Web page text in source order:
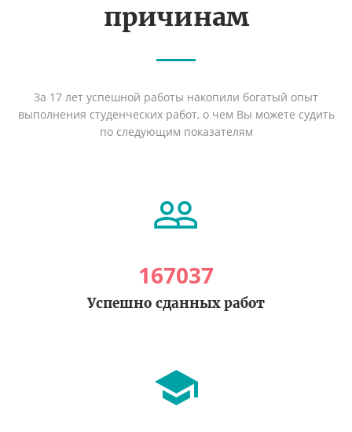
причинам
За 17 лет успешной работы накопили богатый опыт
выполнения студенческих работ, о чем Вы можете судить
по следующим показателям
167037
Успешно сданных работ